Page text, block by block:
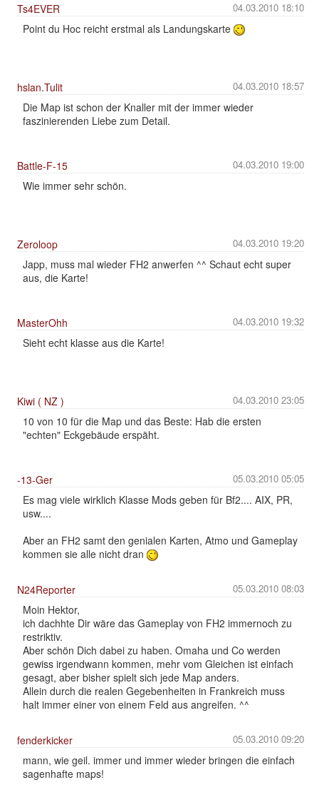
04.03.2010 18:10
Ts4EVER
Point du Hoc reicht erstmal als Landungskarte
04.03.2010 18:57
hslan.Tulit
Die Map ist schon der Knaller mit der immer wieder
faszinierenden Liebe zum Detail.
04.03.2010 19:00
Battle-F-15
Wie immer sehr schön.
04.03.2010 19:20
Zeroloop
Japp, muss mal wieder FH2 anwerfen ^^ Schaut echt super
aus, die Karte!
04.03.2010 19:32
MasterOhh
Sieht echt klasse aus die Karte!
04.03.2010 23:05
Kiwi ( NZ )
10 von 10 für die Map und das Beste: Hab die ersten
"echten" Eckgebäude erspäht.
05.03.2010 05:05
-13-Ger
Es mag viele wirklich Klasse Mods geben für Bf2.... AIX, PR,
usw....
Aber an FH2 samt den genialen Karten, Atmo und Gameplay
kommen sie alle nicht dran
05.03.2010 08:03
N24Reporter
Moin Hektor,
ich dachhte Dir wäre das Gameplay von FH2 immernoch zu
restriktiv.
Aber schön Dich dabei zu haben. Omaha und Co werden
gewiss irgendwann kommen, mehr vom Gleichen ist einfach
gesagt, aber bisher spielt sich jede Map anders.
Allein durch die realen Gegebenheiten in Frankreich muss
halt immer einer von einem Feld aus angreifen. ^^
05.03.2010 09:20
fenderkicker
mann, wie geil. immer und immer wieder bringen die einfach
sagenhafte maps!